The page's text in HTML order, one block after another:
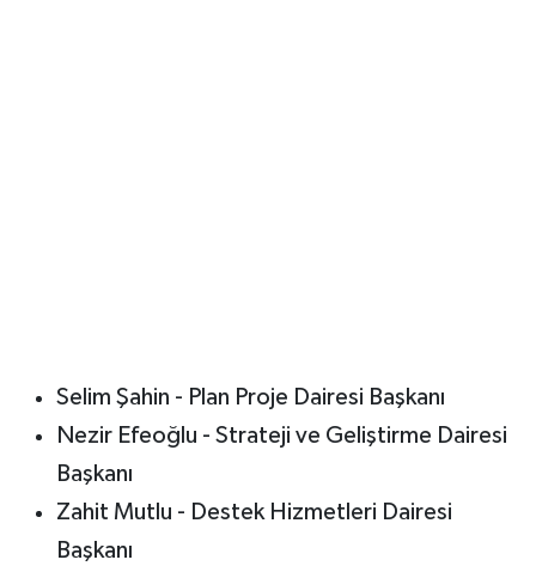
Selim Şahin - Plan Proje Dairesi Başkanı
Nezir Efeoğlu - Strateji ve Geliştirme Dairesi
Başkanı
Zahit Mutlu - Destek Hizmetleri Dairesi
Başkanı